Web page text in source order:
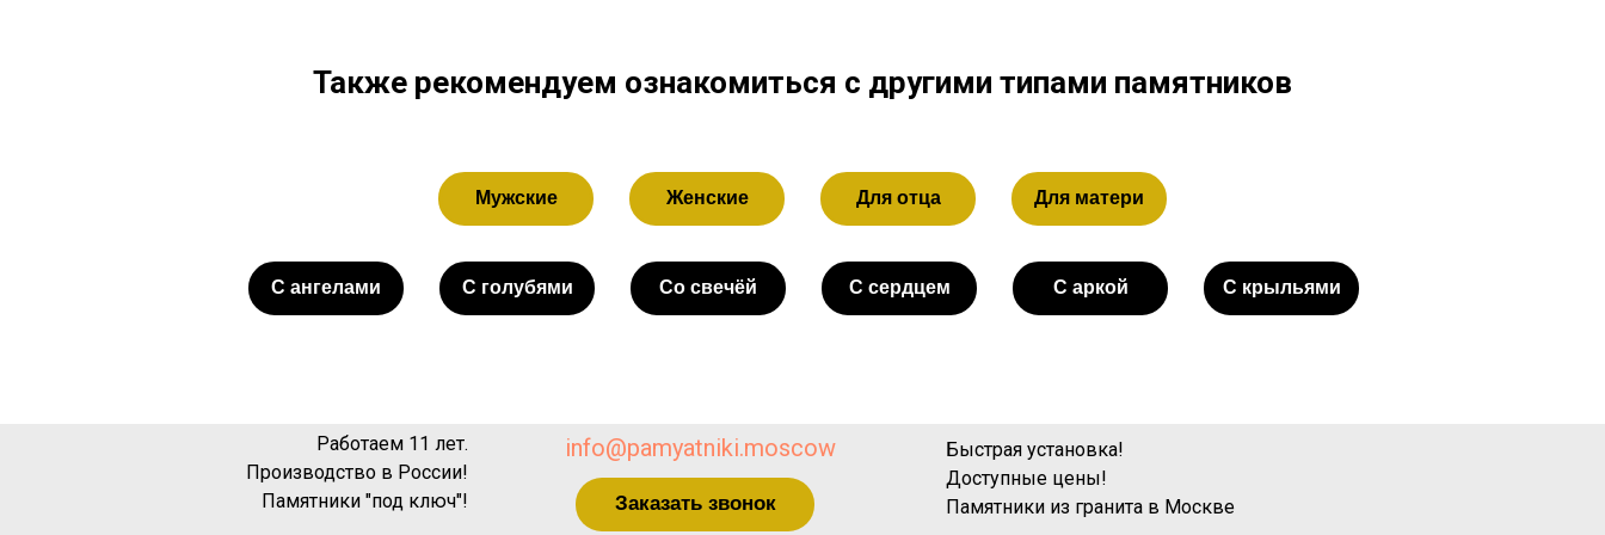
Также рекомендуем ознакомиться с другими типами памятников
Мужские Женские Для отца Для матери
С ангелами С голубями Со свечёй С сердцем С аркой С крыльями
Работаем 11 лет.
Производство в России!
Памятники "под ключ"!
info@pamyatniki.moscow
Быстрая установка!
Доступные цены!
Памятники из гранита в Москве
Заказать звонок